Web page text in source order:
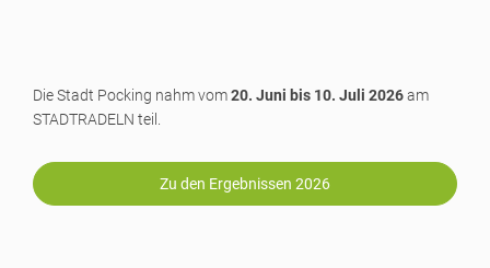
Die Stadt Pocking nahm vom20. Juni bis 10. Juli 2026am
STADTRADELN teil.
Zu den Ergebnissen 2026